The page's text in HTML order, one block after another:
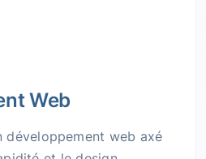
Web
développement web axé